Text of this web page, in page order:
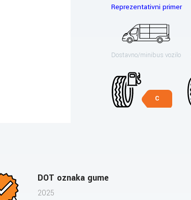
Reprezentativni primer
Dostavno/minibus vozilo
C
DOT oznaka gume
2025